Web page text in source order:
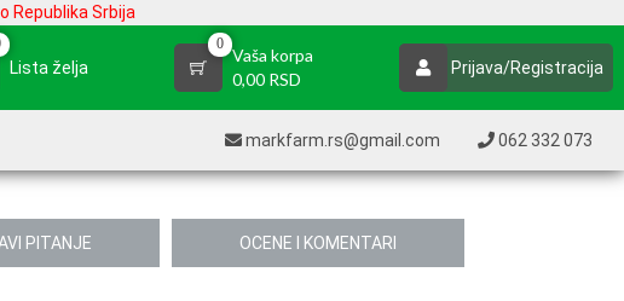
Republika Srbija
Lista želja
0
Vaša korpa
0,00 RSD
Prijava/Registracija
markfarm.rs@gmail.com 062 332 073
PITANJE OCENE I KOMENTARI